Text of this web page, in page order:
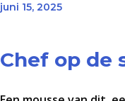
juni 15, 2025
Chef op de